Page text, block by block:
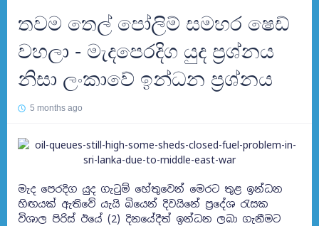
තවම තෙල් පෝලිම් සමහර ෂෙඩ්
වහලා - මැදපෙරදිග යුද ප්‍රශ්නය
නිසා ලංකාවේ ඉන්ධන ප්‍රශ්නය
5 months ago
මැද පෙරදිග යුද ගැටුම් හේතුවෙන් මෙරට තුළ ඉන්ධන
හිඟයක් ඇතිවේ යැයි බියෙන් දිවයිනේ ප්‍රදේශ රැසක
විශාල පිරිස් ඊයේ (2) දිනයේදීත් ඉන්ධන ලබා ගැනීමට